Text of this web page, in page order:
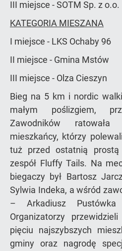
III miejsce - SOTM Sp. z o.o.
KATEGORIA MIESZANA
I miejsce - LKS Ochaby 96
II miejsce - Gmina Mstów
III miejsce - Olza Cieszyn
Bieg na 5 km i nordic
małym poślizgiem,
Zawodników
mieszkańcy, którzy
tuż przed ostatnią
zespół Fluffy Tails. Na
biegaczy był Bartosz
Sylwia Indeka, a wśród
– Arkadiusz
Organizatorzy
pięciu najszybszych
gminy oraz nagrodę